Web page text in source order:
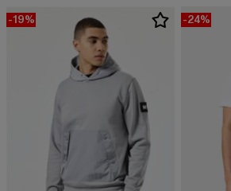
-19% -24%